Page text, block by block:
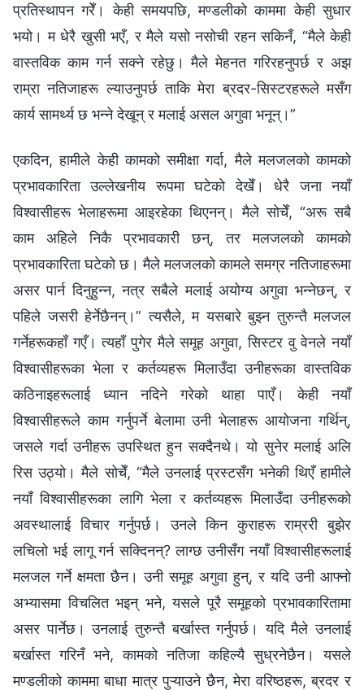
प्रतिस्थापन गरेँ। केही समयपछि, मण्डलीको काममा केही सुधार
भयो। म धेरै खुसी भएँ, र मैले यसो नसोची रहन सकिनँ, “मैले केही
वास्तविक काम गर्न सक्ने रहेछु। मैले मेहनत गरिरहनुपर्छ र अझ
राम्रा नतिजाहरू ल्याउनुपर्छ ताकि मेरा ब्रदर-सिस्टरहरूले मसँग
कार्य सामर्थ्य छ भन्ने देखून् र मलाई असल अगुवा भनून्।”
एकदिन, हामीले केही कामको समीक्षा गर्दा, मैले मलजलको कामको
प्रभावकारिता उल्लेखनीय रूपमा घटेको देखेँ। धेरै जना नयाँ
विश्वासीहरू भेलाहरूमा आइरहेका थिएनन्। मैले सोचेँ, “अरू सबै
काम अहिले निकै प्रभावकारी छन्, तर मलजलको कामको
प्रभावकारिता घटेको छ। मैले मलजलको कामले समग्र नतिजाहरूमा
असर पार्न दिनुहुन्न, नत्र सबैले मलाई अयोग्य अगुवा भन्नेछन्, र
पहिले जसरी हेर्नेछैनन्।” त्यसैले, म यसबारे बुझ्न तुरुन्तै मलजल
गर्नेहरूकहाँ गएँ। त्यहाँ पुगेर मैले समूह अगुवा, सिस्टर वु वेनले नयाँ
विश्वासीहरूका भेला र कर्तव्यहरू मिलाउँदा उनीहरूका वास्तविक
कठिनाइहरूलाई ध्यान नदिने गरेको थाहा पाएँ। केही नयाँ
विश्वासीहरूले काम गर्नुपर्ने बेलामा उनी भेलाहरू आयोजना गर्थिन्,
जसले गर्दा उनीहरू उपस्थित हुन सक्दैनथे। यो सुनेर मलाई अलि
रिस उठ्यो। मैले सोचेँ, “मैले उनलाई प्रस्टसँग भनेकी थिएँ हामीले
नयाँ विश्वासीहरूका लागि भेला र कर्तव्यहरू मिलाउँदा उनीहरूको
अवस्थालाई विचार गर्नुपर्छ। उनले किन कुराहरू राम्ररी बुझेर
लचिलो भई लागू गर्न सक्दिनन्? लाग्छ उनीसँग नयाँ विश्वासीहरूलाई
मलजल गर्ने क्षमता छैन। उनी समूह अगुवा हुन्, र यदि उनी आफ्नो
अभ्यासमा विचलित भइन् भने, यसले पूरै समूहको प्रभावकारितामा
असर पार्नेछ। उनलाई तुरुन्तै बर्खास्त गर्नुपर्छ। यदि मैले उनलाई
बर्खास्त गरिनँ भने, कामको नतिजा कहिल्यै सुध्रनेछैन। यसले
मण्डलीको काममा बाधा मात्र पुऱ्याउने छैन, मेरा वरिष्ठहरू, ब्रदर र